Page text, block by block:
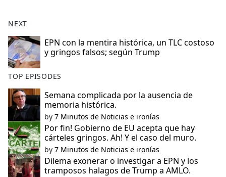
NEXT
EPN con la mentira histórica, un TLC costoso
y gringos falsos; según Trump
TOP EPISODES
Semana complicada por la ausencia de
memoria histórica.
by 7 Minutos de Noticias e ironías
Por fin! Gobierno de EU acepta que hay
cárteles gringos. Ah! Y el caso del muro.
by 7 Minutos de Noticias e ironías
Dilema exonerar o investigar a EPN y los
tramposos halagos de Trump a AMLO.